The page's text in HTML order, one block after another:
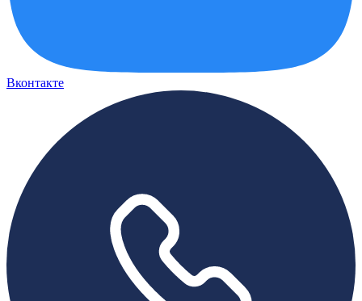
Вконтакте